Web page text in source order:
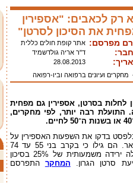
רק לכאבים: "אספירין
את הסיכון לסרטן"
מפרסם: אתר קופת חולים כללית
ד"ר אריה גולדשמיד
28.08.2013
מחקרים ועיונים ברפואה וביו-רפואה
בסרטן, אספירין גם מפחית
רבה יותר, לפי מחקרים,
0
או בשנות ה־50 לחיים.
בדקו את השפעות האספירין על
התפתחות גידולים בראש ובצוואר. הם גילו כי בקרב בני 55 עד 74
שנטלו אספירין באופן קבוע חלה ירידה משמעותית של 25% בסיכון
סרטן הגרון. המחקר התפרסם